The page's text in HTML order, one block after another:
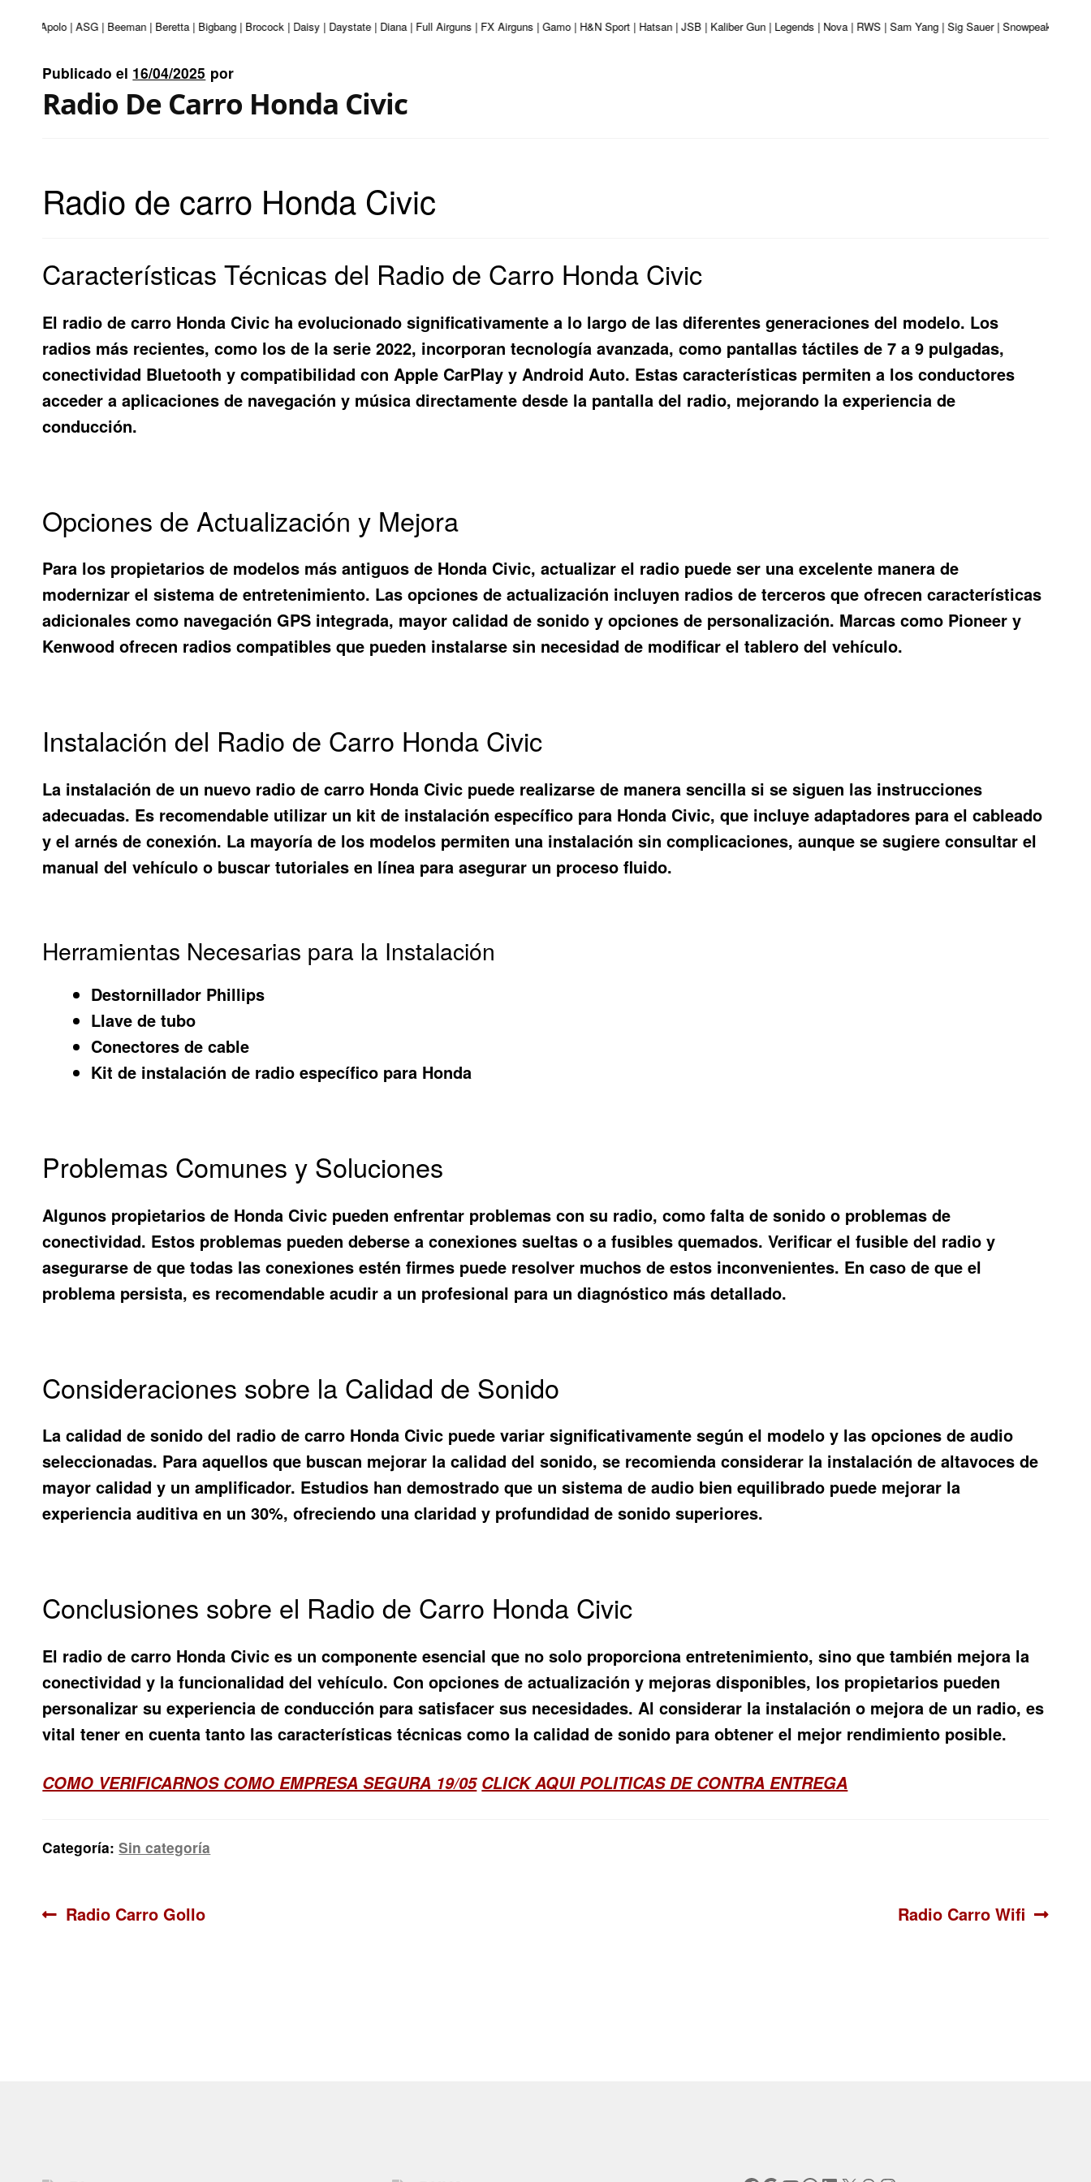
| Apolo | ASG | Beeman | Beretta | Bigbang | Brocock | Daisy | Daystate | Diana | Full Airguns | FX Airguns | Gamo | H&N Sport | Hatsan | JSB | Kaliber Gun | Legends | Nova | RWS | Sam Yang | Sig Sauer | Snowpeak |
Publicado el 16/04/2025 por
Radio De Carro Honda Civic
Radio de carro Honda Civic
Características Técnicas del Radio de Carro Honda Civic
El radio de carro Honda Civic ha evolucionado significativamente a lo largo de las diferentes generaciones del modelo. Los
radios más recientes, como los de la serie 2022, incorporan tecnología avanzada, como pantallas táctiles de 7 a 9 pulgadas,
conectividad Bluetooth y compatibilidad con Apple CarPlay y Android Auto. Estas características permiten a los conductores
acceder a aplicaciones de navegación y música directamente desde la pantalla del radio, mejorando la experiencia de
conducción.
Opciones de Actualización y Mejora
Para los propietarios de modelos más antiguos de Honda Civic, actualizar el radio puede ser una excelente manera de
modernizar el sistema de entretenimiento. Las opciones de actualización incluyen radios de terceros que ofrecen características
adicionales como navegación GPS integrada, mayor calidad de sonido y opciones de personalización. Marcas como Pioneer y
Kenwood ofrecen radios compatibles que pueden instalarse sin necesidad de modificar el tablero del vehículo.
Instalación del Radio de Carro Honda Civic
La instalación de un nuevo radio de carro Honda Civic puede realizarse de manera sencilla si se siguen las instrucciones
adecuadas. Es recomendable utilizar un kit de instalación específico para Honda Civic, que incluye adaptadores para el cableado
y el arnés de conexión. La mayoría de los modelos permiten una instalación sin complicaciones, aunque se sugiere consultar el
manual del vehículo o buscar tutoriales en línea para asegurar un proceso fluido.
Herramientas Necesarias para la Instalación
Destornillador Phillips
Llave de tubo
Conectores de cable
Kit de instalación de radio específico para Honda
Problemas Comunes y Soluciones
Algunos propietarios de Honda Civic pueden enfrentar problemas con su radio, como falta de sonido o problemas de
conectividad. Estos problemas pueden deberse a conexiones sueltas o a fusibles quemados. Verificar el fusible del radio y
asegurarse de que todas las conexiones estén firmes puede resolver muchos de estos inconvenientes. En caso de que el
problema persista, es recomendable acudir a un profesional para un diagnóstico más detallado.
Consideraciones sobre la Calidad de Sonido
La calidad de sonido del radio de carro Honda Civic puede variar significativamente según el modelo y las opciones de audio
seleccionadas. Para aquellos que buscan mejorar la calidad del sonido, se recomienda considerar la instalación de altavoces de
mayor calidad y un amplificador. Estudios han demostrado que un sistema de audio bien equilibrado puede mejorar la
experiencia auditiva en un 30%, ofreciendo una claridad y profundidad de sonido superiores.
Conclusiones sobre el Radio de Carro Honda Civic
El radio de carro Honda Civic es un componente esencial que no solo proporciona entretenimiento, sino que también mejora la
conectividad y la funcionalidad del vehículo. Con opciones de actualización y mejoras disponibles, los propietarios pueden
personalizar su experiencia de conducción para satisfacer sus necesidades. Al considerar la instalación o mejora de un radio, es
vital tener en cuenta tanto las características técnicas como la calidad de sonido para obtener el mejor rendimiento posible.
COMO VERIFICARNOS COMO EMPRESA SEGURA 19/05 CLICK AQUI POLITICAS DE CONTRA ENTREGA
Categoría:Sin categoría
Navegación
Anterior:
Radio Carro Gollo Siguiente:
Radio Carro Wifi